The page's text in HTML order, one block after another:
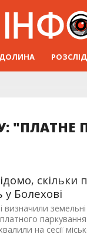
ДОЛИНА
"ПЛАТНЕ
скільки
у Болехові
визначили
на сесії